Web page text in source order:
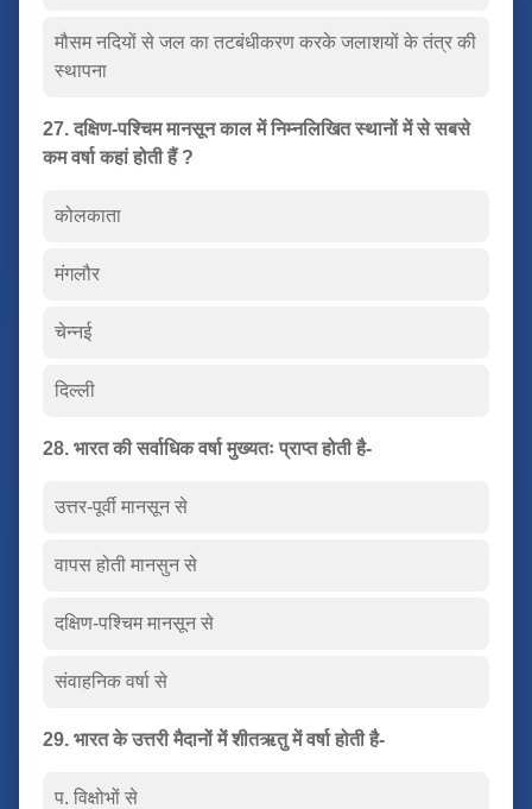
मौसम नदियों से जल का तटबंधीकरण करके जलाशयों के तंत्र की
स्थापना
27. दक्षिण-पश्चिम मानसून काल में निम्नलिखित स्थानों में से सबसे
कम वर्षा कहां होती हैं ?
कोलकाता
मंगलौर
चेन्नई
दिल्ली
28. भारत की सर्वाधिक वर्षा मुख्यतः प्राप्त होती है-
उत्तर-पूर्वी मानसून से
वापस होती मानसुन से
दक्षिण-पश्चिम मानसून से
संवाहनिक वर्षा से
29. भारत के उत्तरी मैदानों में शीतऋतु में वर्षा होती है-
प. विक्षोभों से